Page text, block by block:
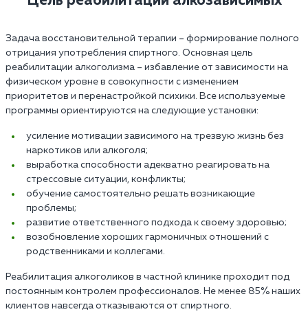
Задача восстановительной терапии – формирование полного
отрицания употребления спиртного. Основная цель
реабилитации алкоголизма – избавление от зависимости на
физическом уровне в совокупности с изменением
приоритетов и перенастройкой психики. Все используемые
программы ориентируются на следующие установки:
усиление мотивации зависимого на трезвую жизнь без
наркотиков или алкоголя;
выработка способности адекватно реагировать на
стрессовые ситуации, конфликты;
обучение самостоятельно решать возникающие
проблемы;
развитие ответственного подхода к своему здоровью;
возобновление хороших гармоничных отношений с
родственниками и коллегами.
Реабилитация алкоголиков в частной клинике проходит под
постоянным контролем профессионалов. Не менее 85% наших
клиентов навсегда отказываются от спиртного.